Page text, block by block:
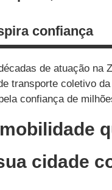
confiança
de atuação na
transporte coletivo
confiança de
cidade